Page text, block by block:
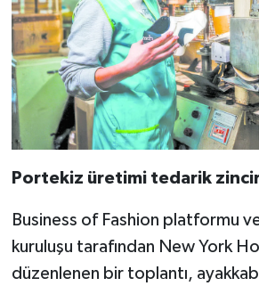
Portekiz üretimi tedarik
Business of Fashion platformu
kuruluşu tarafından New York
düzenlenen bir toplantı,